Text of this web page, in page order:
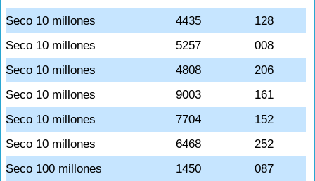
Seco 10 millones
4435
128
Seco 10 millones
5257
008
Seco 10 millones
4808
206
Seco 10 millones
9003
161
Seco 10 millones
7704
152
Seco 10 millones
6468
252
Seco 100 millones
1450
087